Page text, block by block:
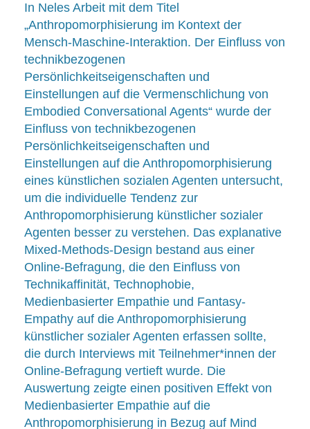
In Neles Arbeit mit dem Titel
„Anthropomorphisierung im Kontext der
Mensch-Maschine-Interaktion. Der Einfluss von
technikbezogenen
Persönlichkeitseigenschaften und
Einstellungen auf die Vermenschlichung von
Embodied Conversational Agents“ wurde der
Einfluss von technikbezogenen
Persönlichkeitseigenschaften und
Einstellungen auf die Anthropomorphisierung
eines künstlichen sozialen Agenten untersucht,
um die individuelle Tendenz zur
Anthropomorphisierung künstlicher sozialer
Agenten besser zu verstehen. Das explanative
Mixed-Methods-Design bestand aus einer
Online-Befragung, die den Einfluss von
Technikaffinität, Technophobie,
Medienbasierter Empathie und Fantasy-
Empathy auf die Anthropomorphisierung
künstlicher sozialer Agenten erfassen sollte,
die durch Interviews mit Teilnehmer*innen der
Online-Befragung vertieft wurde. Die
Auswertung zeigte einen positiven Effekt von
Medienbasierter Empathie auf die
Anthropomorphisierung in Bezug auf Mind